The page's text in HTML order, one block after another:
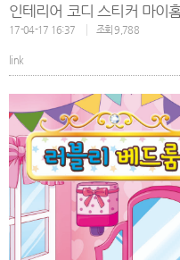
인테리어 코디 스티커 마이
17-04-17 16:37 조회 9,788
link